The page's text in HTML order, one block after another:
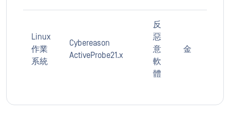
Linux
作業
系統
Cybereason
ActiveProbe21.x
反
惡
意
軟
體
金